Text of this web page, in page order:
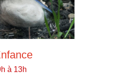
à 13h